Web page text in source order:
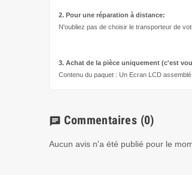
2. Pour une réparation à distance:
N'oubliez pas de choisir le transporteur de
3. Achat de la pièce uniquement (c'est
Contenu du paquet : Un Ecran LCD
chat Commentaires (0)
Aucun avis n'a été publié pour le